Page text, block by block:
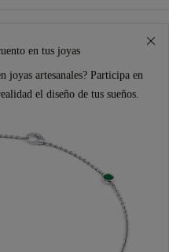
en tus joyas
joyas artesanales? Participa en
el diseño de tus sueños.